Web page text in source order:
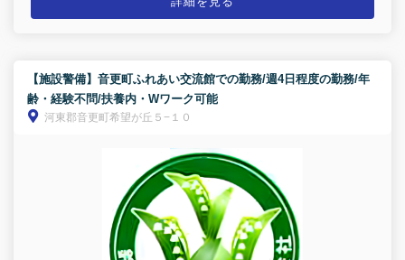
【施設警備】音更町ふれあい交流館での勤務/週4日程度の勤務/年
齢・経験不問/扶養内・Wワーク可能
河東郡音更町希望が丘５−１０